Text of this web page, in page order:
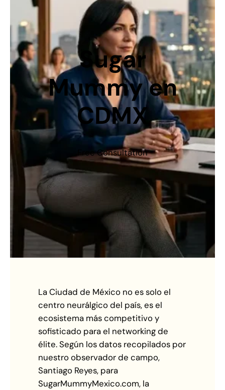
Sugar
Mummy en
CDMX
Free Consultation
La Ciudad de México no es solo el
centro neurálgico del país, es el
ecosistema más competitivo y
sofisticado para el networking de
élite. Según los datos recopilados por
nuestro observador de campo,
Santiago Reyes, para
SugarMummyMexico.com, la